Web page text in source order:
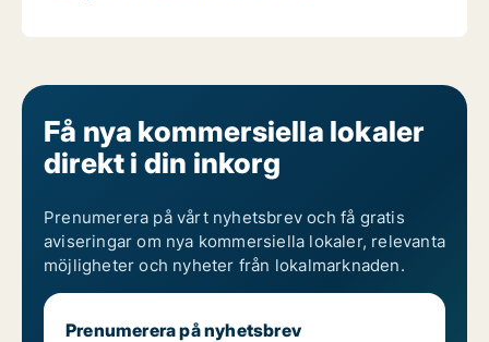
Få nya kommersiella lokaler
direkt i din inkorg
Prenumerera på vårt nyhetsbrev och få gratis
aviseringar om nya kommersiella lokaler, relevanta
möjligheter och nyheter från lokalmarknaden.
Prenumerera på nyhetsbrev